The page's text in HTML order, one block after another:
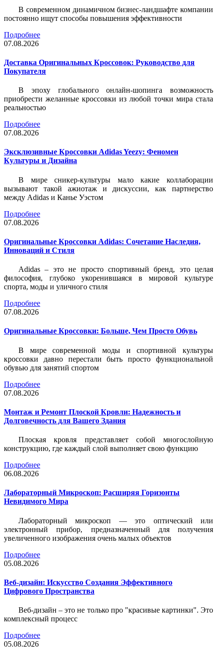
В современном динамичном бизнес-ландшафте компании
постоянно ищут способы повышения эффективности
Подробнее
07.08.2026
Доставка Оригинальных Кроссовок: Руководство для
Покупателя
В эпоху глобального онлайн-шопинга возможность
приобрести желанные кроссовки из любой точки мира стала
реальностью
Подробнее
07.08.2026
Эксклюзивные Кроссовки Adidas Yeezy: Феномен
Культуры и Дизайна
В мире сникер-культуры мало какие коллаборации
вызывают такой ажиотаж и дискуссии, как партнерство
между Adidas и Канье Уэстом
Подробнее
07.08.2026
Оригинальные Кроссовки Adidas: Сочетание Наследия,
Инноваций и Стиля
Adidas – это не просто спортивный бренд, это целая
философия, глубоко укоренившаяся в мировой культуре
спорта, моды и уличного стиля
Подробнее
07.08.2026
Оригинальные Кроссовки: Больше, Чем Просто Обувь
В мире современной моды и спортивной культуры
кроссовки давно перестали быть просто функциональной
обувью для занятий спортом
Подробнее
07.08.2026
Монтаж и Ремонт Плоской Кровли: Надежность и
Долговечность для Вашего Здания
Плоская кровля представляет собой многослойную
конструкцию, где каждый слой выполняет свою функцию
Подробнее
06.08.2026
Лабораторный Микроскоп: Расширяя Горизонты
Невидимого Мира
Лабораторный микроскоп — это оптический или
электронный прибор, предназначенный для получения
увеличенного изображения очень малых объектов
Подробнее
05.08.2026
Веб-дизайн: Искусство Создания Эффективного
Цифрового Пространства
Веб-дизайн – это не только про "красивые картинки". Это
комплексный процесс
Подробнее
05.08.2026